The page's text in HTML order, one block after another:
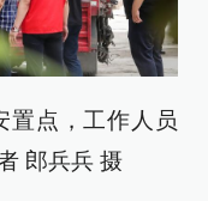
置点，工作人员
郎兵兵 摄